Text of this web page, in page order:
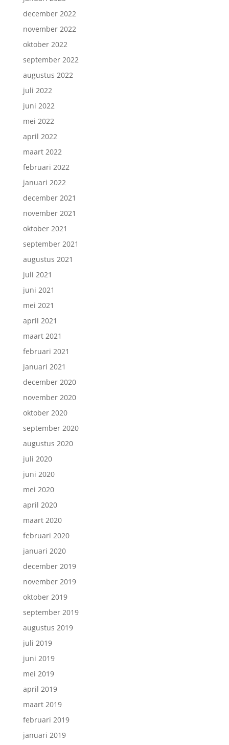
december 2022
november 2022
oktober 2022
september 2022
augustus 2022
juli 2022
juni 2022
mei 2022
april 2022
maart 2022
februari 2022
januari 2022
december 2021
november 2021
oktober 2021
september 2021
augustus 2021
juli 2021
juni 2021
mei 2021
april 2021
maart 2021
februari 2021
januari 2021
december 2020
november 2020
oktober 2020
september 2020
augustus 2020
juli 2020
juni 2020
mei 2020
april 2020
maart 2020
februari 2020
januari 2020
december 2019
november 2019
oktober 2019
september 2019
augustus 2019
juli 2019
juni 2019
mei 2019
april 2019
maart 2019
februari 2019
januari 2019